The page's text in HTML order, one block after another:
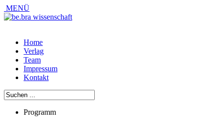
MENÜ
Home
Verlag
Team
Impressum
Kontakt
Programm